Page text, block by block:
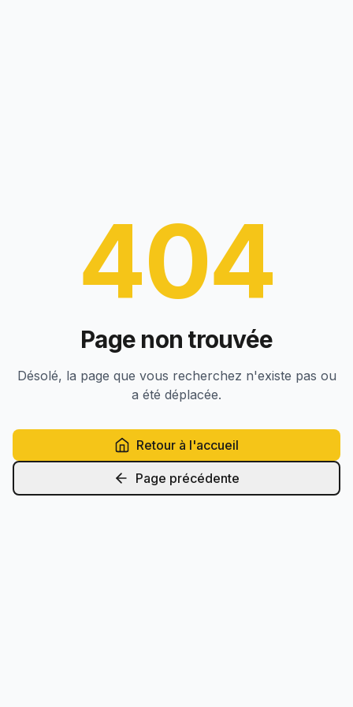
404
Page non trouvée
Désolé, la page que vous recherchez n'existe pas ou
a été déplacée.
Retour à l'accueil
Page précédente